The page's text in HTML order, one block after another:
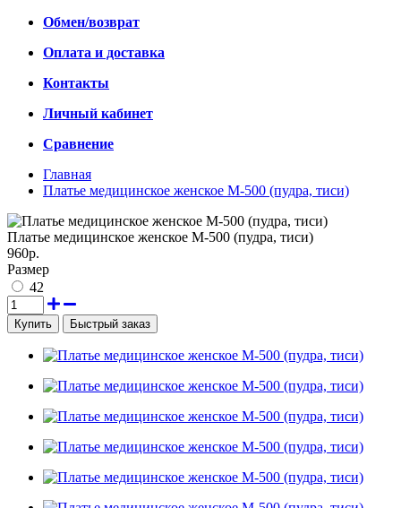
Обмен/возврат
Оплата и доставка
Контакты
Личный кабинет
Сравнение
Главная
Платье медицинское женское М-500 (пудра, тиси)
Платье медицинское женское М-500 (пудра, тиси)
960р.
Размер
42
Быстрый заказ